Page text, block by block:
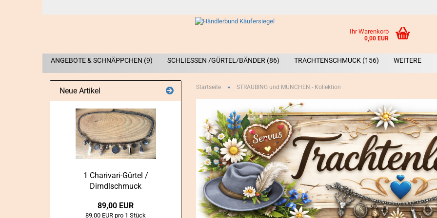
Ihr Warenkorb
0,00 EUR
ANGEBOTE & SCHNÄPPCHEN (9) SCHLIESSEN /GÜRTEL/BÄNDER (86) TRACHTENSCHMUCK (156)
Broschen
WEITERE
Startseite » STRAUBING und MÜNCHEN - Kollektion
Neue Artikel
1 Charivari-​Gürtel /
Dirndlschmuck
89,00 EUR
89,00 EUR pro 1 Stück